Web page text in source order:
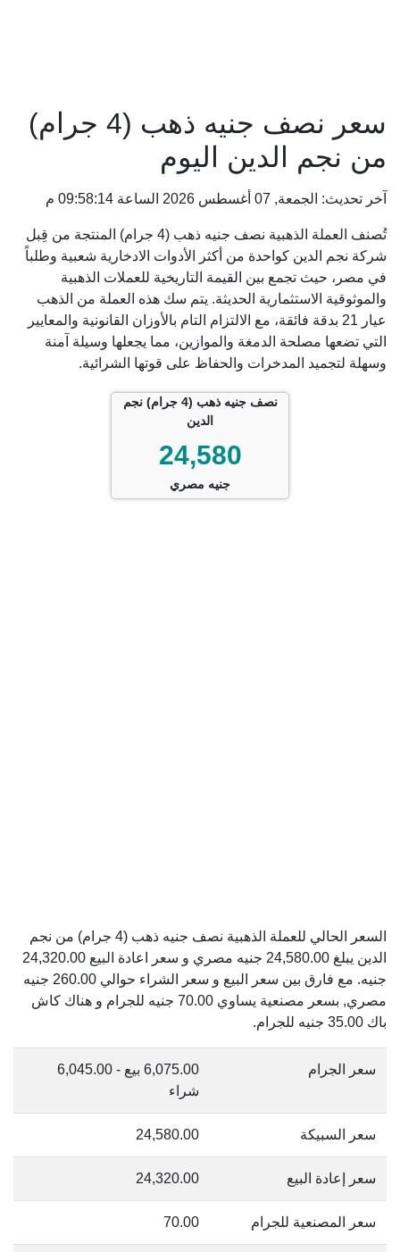
سعر نصف جنيه ذهب (4 جرام)
من نجم الدين اليوم
آخر تحديث: الجمعة, 07 أغسطس 2026 الساعة 09:58:14 م
تُصنف العملة الذهبية نصف جنيه ذهب (4 جرام) المنتجة من قِبل
شركة نجم الدين كواحدة من أكثر الأدوات الادخارية شعبية وطلباً
في مصر، حيث تجمع بين القيمة التاريخية للعملات الذهبية
والموثوقية الاستثمارية الحديثة. يتم سك هذه العملة من الذهب
عيار 21 بدقة فائقة، مع الالتزام التام بالأوزان القانونية والمعايير
التي تضعها مصلحة الدمغة والموازين، مما يجعلها وسيلة آمنة
وسهلة لتجميد المدخرات والحفاظ على قوتها الشرائية.
نصف جنيه ذهب (4 جرام) نجم
الدين
24,580
جنيه مصري
السعر الحالي للعملة الذهبية نصف جنيه ذهب (4 جرام) من نجم
الدين يبلغ 24,580.00 جنيه مصري و سعر اعادة البيع 24,320.00
جنيه. مع فارق بين سعر البيع و سعر الشراء حوالي 260.00 جنيه
مصري, بسعر مصنعية يساوي 70.00 جنيه للجرام و هناك كاش
باك 35.00 جنيه للجرام.
سعر الجرام
6,075.00 بيع - 6,045.00
شراء
سعر السبيكة 24,580.00
سعر إعادة البيع 24,320.00
سعر المصنعية للجرام 70.00